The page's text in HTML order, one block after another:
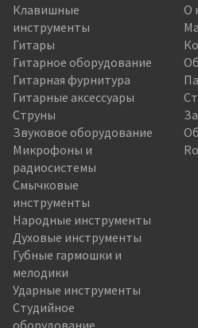
Клавишные
инструменты
Гитары
Гитарное оборудование
Гитарная фурнитура
Гитарные аксессуары
Струны
Звуковое оборудование
Микрофоны и
радиосистемы
Смычковые
инструменты
Народные инструменты
Духовые инструменты
Губные гармошки и
мелодики
Ударные инструменты
Студийное
оборудование
О